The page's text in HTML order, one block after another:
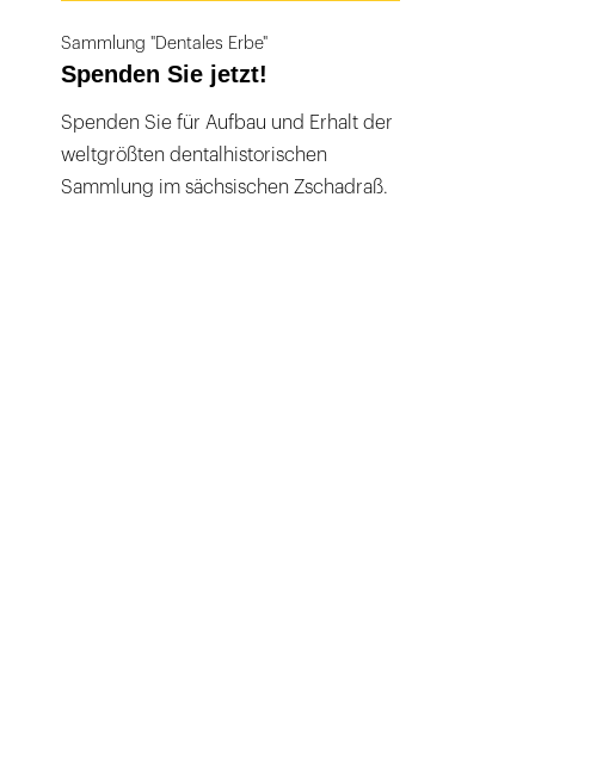
Sammlung "Dentales Erbe"
Spenden Sie jetzt!
Spenden Sie für Aufbau und Erhalt der
weltgrößten dentalhistorischen
Sammlung im sächsischen Zschadraß.